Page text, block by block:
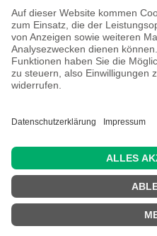
Kostenlose
dem Kauf!
Juristisch
Copyright ©
2026
Handels- und
Alle Rechte